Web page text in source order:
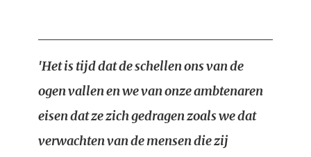
'Het is tijd dat de schellen ons van de
ogen vallen en we van onze ambtenaren
eisen dat ze zich gedragen zoals we dat
verwachten van de mensen die zij